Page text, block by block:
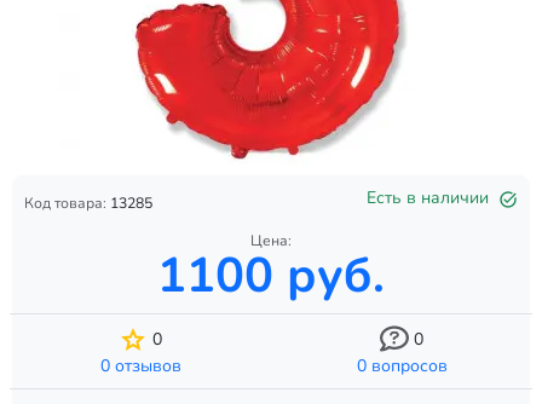
Код товара: 13285 Есть в наличии
Цена:
1100 руб.
0
0 отзывов
0
0 вопросов